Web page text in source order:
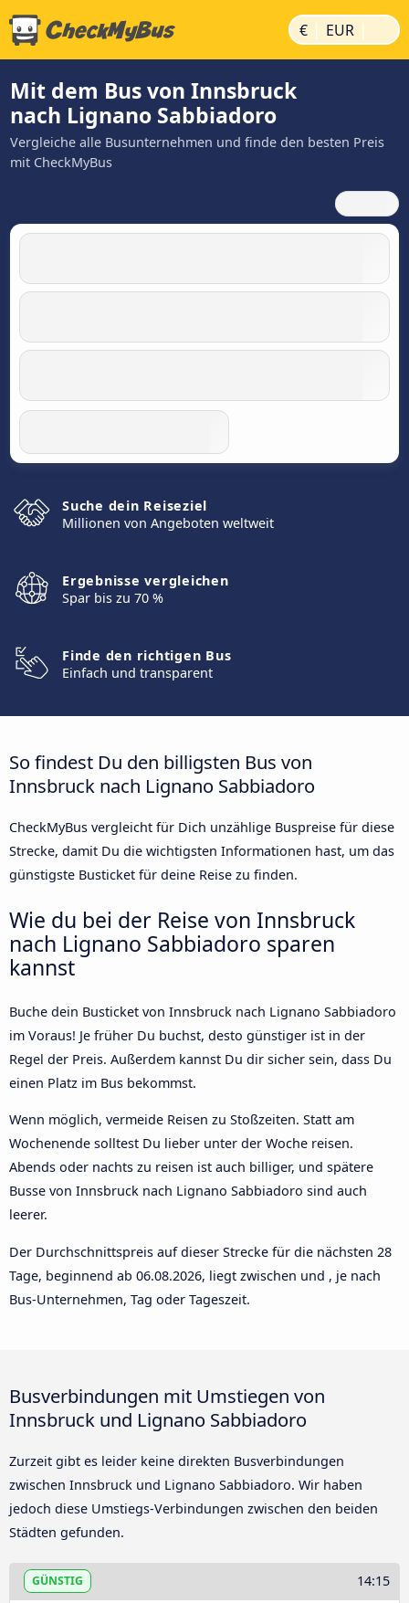
€ | EUR |
Mit dem Bus von Innsbruck
nach Lignano Sabbiadoro
Vergleiche alle Busunternehmen und finde den besten Preis
mit CheckMyBus
Suche dein Reiseziel
Millionen von Angeboten weltweit
Ergebnisse vergleichen
Spar bis zu 70 %
Finde den richtigen Bus
Einfach und transparent
So findest Du den billigsten Bus von
Innsbruck nach Lignano Sabbiadoro
CheckMyBus vergleicht für Dich unzählige Buspreise für diese
Strecke, damit Du die wichtigsten Informationen hast, um das
günstigste Busticket für deine Reise zu finden.
Wie du bei der Reise von Innsbruck
nach Lignano Sabbiadoro sparen
kannst
Buche dein Busticket von Innsbruck nach Lignano Sabbiadoro
im Voraus! Je früher Du buchst, desto günstiger ist in der
Regel der Preis. Außerdem kannst Du dir sicher sein, dass Du
einen Platz im Bus bekommst.
Wenn möglich, vermeide Reisen zu Stoßzeiten. Statt am
Wochenende solltest Du lieber unter der Woche reisen.
Abends oder nachts zu reisen ist auch billiger, und spätere
Busse von Innsbruck nach Lignano Sabbiadoro sind auch
leerer.
Der Durchschnittspreis auf dieser Strecke für die nächsten 28
Tage, beginnend ab 06.08.2026, liegt zwischen und , je nach
Bus-Unternehmen, Tag oder Tageszeit.
Busverbindungen mit Umstiegen von
Innsbruck und Lignano Sabbiadoro
Zurzeit gibt es leider keine direkten Busverbindungen
zwischen Innsbruck und Lignano Sabbiadoro. Wir haben
jedoch diese Umstiegs-Verbindungen zwischen den beiden
Städten gefunden.
GÜNSTIG 14:15